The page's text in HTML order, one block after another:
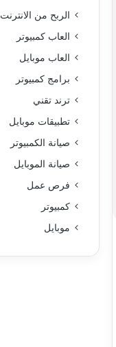
الربح من الانترنت
العاب كمبيوتر
العاب موبايل
برامج كمبيوتر
ترند تقني
تطبيقات موبايل
صيانة الكمبيوتر
صيانة الموبايل
فرص عمل
كمبيوتر
موبايل